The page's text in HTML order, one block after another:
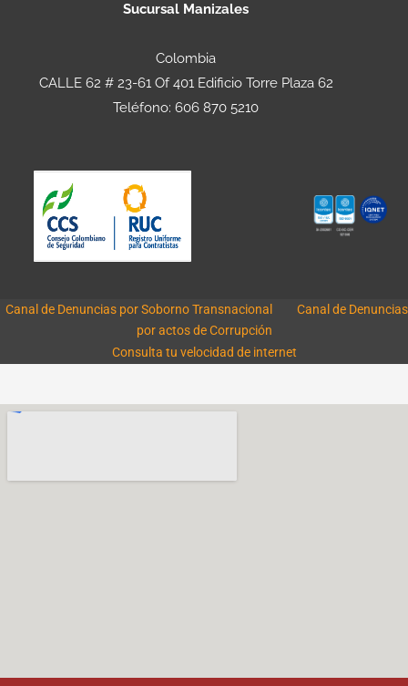
Sucursal Manizales
Colombia
CALLE 62 # 23-61 Of 401 Edificio Torre Plaza 62
Teléfono: 606 870 5210
Canal de Denuncias por Soborno Transnacional
Canal de Denuncias
por actos de Corrupción
Consulta tu velocidad de internet